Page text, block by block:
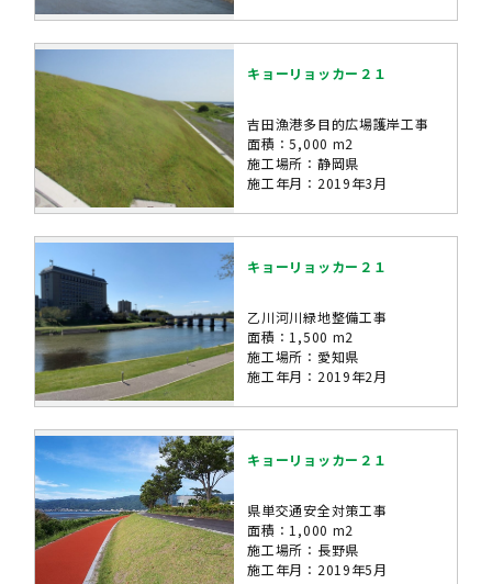
キョーリョッカー２１
吉田漁港多目的広場護岸工事
面積：5,000 m2
施工場所：静岡県
施工年月：2019年3月
キョーリョッカー２１
乙川河川緑地整備工事
面積：1,500 m2
施工場所：愛知県
施工年月：2019年2月
キョーリョッカー２１
県単交通安全対策工事
面積：1,000 m2
施工場所：長野県
施工年月：2019年5月